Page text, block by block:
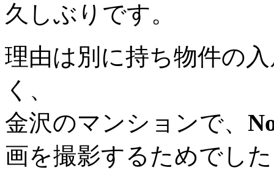
久しぶりです。
理由は別に持ち物件の
く、
金沢のマンションで、
画を撮影するためでし